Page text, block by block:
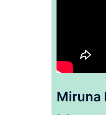
Miruna